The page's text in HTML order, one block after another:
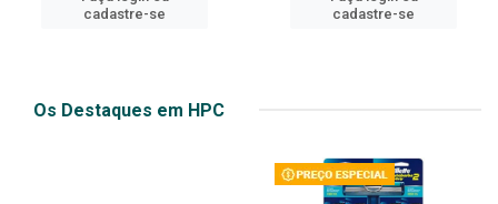
cadastre-se
cadastre-se
Os Destaques em HPC